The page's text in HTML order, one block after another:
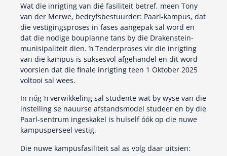
Wat die inrigting van dié fasiliteit betref, meen Tony
van der Merwe, bedryfsbestuurder: Paarl-kampus, dat
die vestigingsproses in fases aangepak sal word en
dat die nodige bouplanne tans by die Drakenstein-
munisipaliteit dien. ŉ Tenderproses vir die inrigting
van die kampus is suksesvol afgehandel en dit word
voorsien dat die finale inrigting teen 1 Oktober 2025
voltooi sal wees.
In nóg ŉ verwikkeling sal studente wat by wyse van die
instelling se nauurse afstandsmodel studeer en by die
Paarl-sentrum ingeskakel is hulself óók op die nuwe
kampusperseel vestig.
Die nuwe kampusfasiliteit sal as volg daar uitsien: